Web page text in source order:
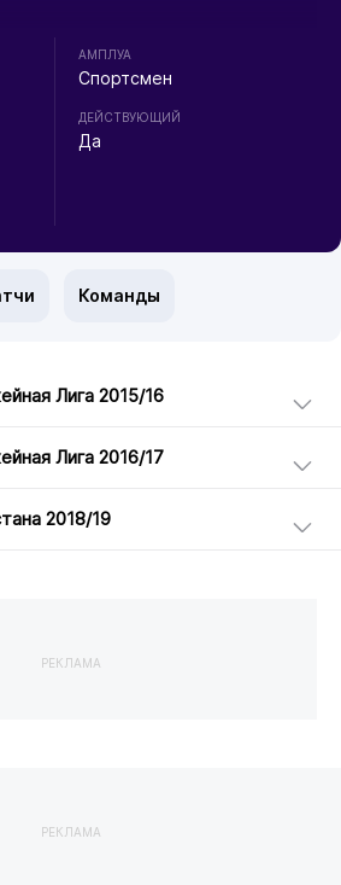
АМПЛУА
Спортсмен
ДЕЙСТВУЮЩИЙ
Да
Команды
Лига 2015/16
Лига 2016/17
2018/19
РЕКЛАМА
РЕКЛАМА